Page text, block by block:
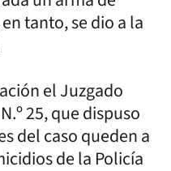
tanto, se dio a la
el Juzgado
25, que dispuso
del caso queden a
de la Policía